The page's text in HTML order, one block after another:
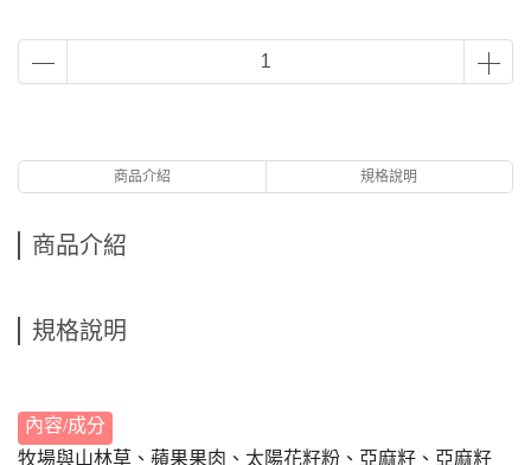
商品介紹 規格說明
商品介紹
規格說明
內容/成分
牧場與山林草、蘋果果肉、太陽花籽粉、亞麻籽、亞麻籽